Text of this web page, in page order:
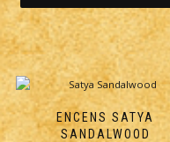
ENCENS SATYA
SANDALWOOD